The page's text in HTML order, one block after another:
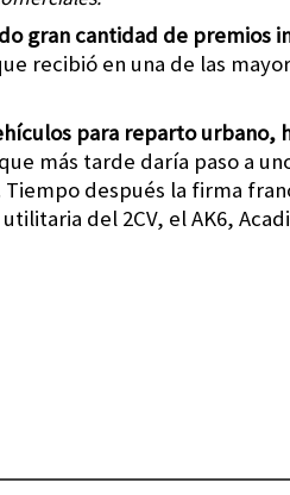
gran cantidad de premios
recibió en una de las
para reparto urbano,
más tarde daría paso a
después la firma
del 2CV, el AK6,